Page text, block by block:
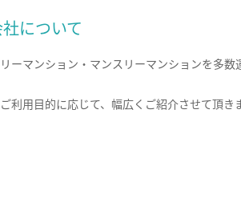
について
ーマンション・マンスリーマンションを多数
利用目的に応じて、幅広くご紹介させて頂き